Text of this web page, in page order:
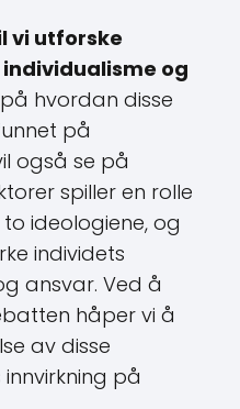
vi utforske
og
hvordan disse
på
også se på
spiller en rolle
ideologiene, og
individets
ansvar. Ved å
håper vi å
av disse
på